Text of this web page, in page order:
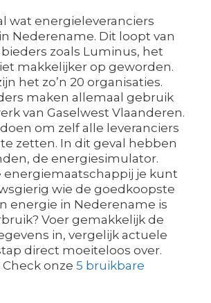
wat energieleveranciers
Nederename. Dit loopt van
zoals Luminus, het
makkelijker op geworden.
het zo’n 20 organisaties.
maken allemaal gebruik
van Gaselwest Vlaanderen.
om zelf alle leveranciers
zetten. In dit geval hebben
de energiesimulator.
energiemaatschappij je kunt
wie de goedkoopste
energie in Nederename is
Voer gemakkelijk de
in, vergelijk actuele
direct moeiteloos over.
onze 5 bruikbare